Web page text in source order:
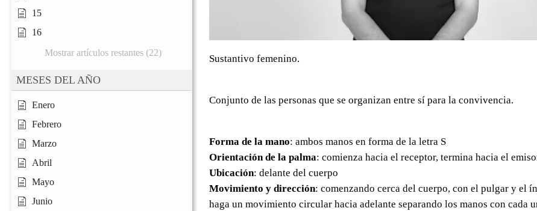
15
16
Mostrar artículos restantes (22)
MESES DEL AÑO
Enero
Febrero
Marzo
Abril
Mayo
Junio
Sustantivo femenino.
Conjunto de las personas que se organizan entre sí para la convivencia.
Forma de la mano: ambos manos en forma de la letra S
Orientación de la palma: comienza hacia el receptor, termina hacia el
Ubicación: delante del cuerpo
Movimiento y dirección: comenzando cerca del cuerpo, con el pulgar y el
haga un movimiento circular hacia adelante separando los manos con cada